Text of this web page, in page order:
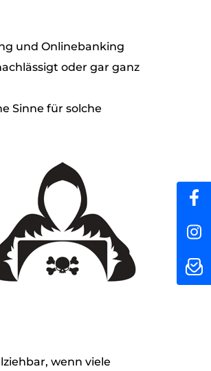
und Onlinebanking
oder gar ganz
Sinne für solche
wenn viele